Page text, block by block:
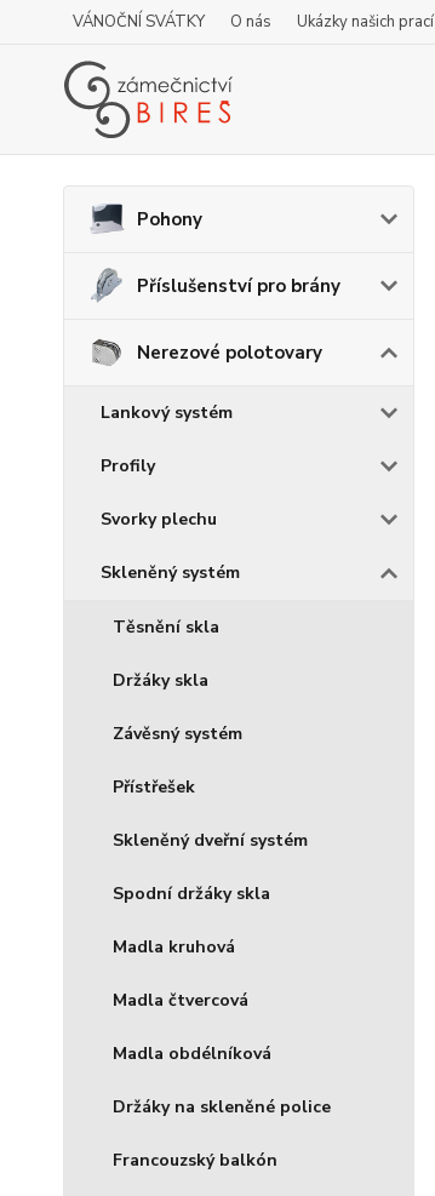
VÁNOČNÍ SVÁTKY O nás Ukázky našich prací
Pohony
Příslušenství pro brány
Nerezové polotovary
Lankový systém
Profily
Svorky plechu
Skleněný systém
Těsnění skla
Držáky skla
Závěsný systém
Přístřešek
Skleněný dveřní systém
Spodní držáky skla
Madla kruhová
Madla čtvercová
Madla obdélníková
Držáky na skleněné police
Francouzský balkón